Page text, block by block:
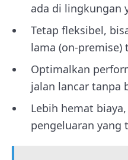
ada di lingkungan
Tetap fleksibel,
lama (on-premise)
Optimalkan
jalan lancar tanpa
Lebih hemat
pengeluaran yang